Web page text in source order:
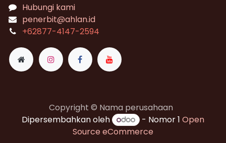
Hubungi kami
penerbit@ahlan.id
+62877-4147-2594
Copyright © Nama perusahaan
Dipersembahkan oleh
- Nomor 1 Open
Source eCommerce